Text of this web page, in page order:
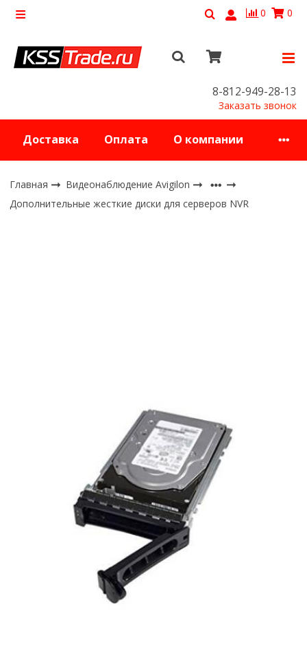
0 0
8-812-949-28-13
Заказать звонок
Доставка Оплата О компании
Главная
Видеонаблюдение Avigilon
Дополнительные жесткие диски для серверов NVR